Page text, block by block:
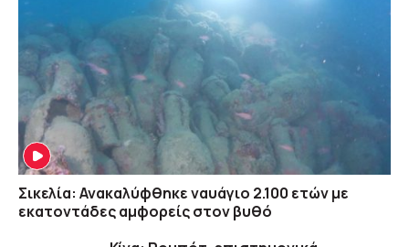
Σικελία: Ανακαλύφθηκε ναυάγιο 2.100 ετών με
εκατοντάδες αμφορείς στον βυθό